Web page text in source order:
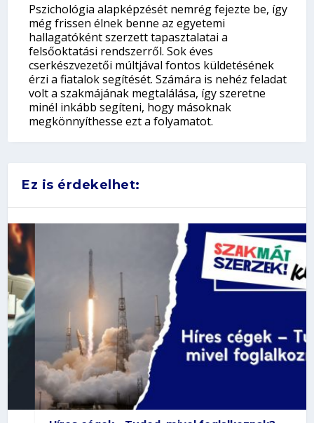
Pszichológia alapképzését nemrég fejezte be, így
még frissen élnek benne az egyetemi
hallagatóként szerzett tapasztalatai a
felsőoktatási rendszerről. Sok éves
cserkészvezetői múltjával fontos küldetésének
érzi a fiatalok segítését. Számára is nehéz feladat
volt a szakmájának megtalálása, így szeretne
minél inkább segíteni, hogy másoknak
megkönnyíthesse ezt a folyamatot.
Ez is érdekelhet: